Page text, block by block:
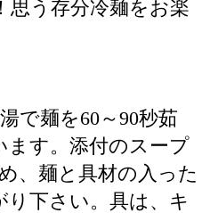
思う存分冷麺をお楽
で麺を60～90秒茹
ます。添付のスープ
、麺と具材の入った
下さい。具は、キ